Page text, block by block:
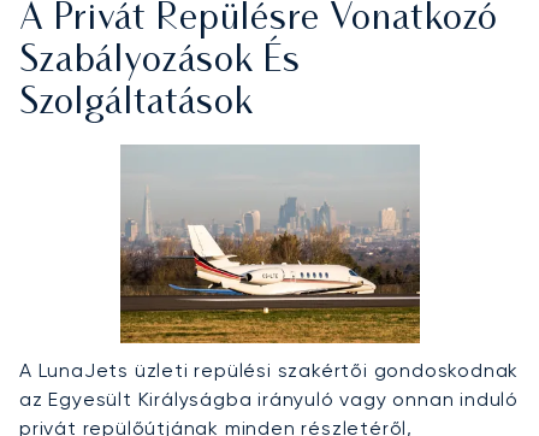
A Privát Repülésre Vonatkozó
Szabályozások És
Szolgáltatások
A LunaJets üzleti repülési szakértői gondoskodnak
az Egyesült Királyságba irányuló vagy onnan induló
privát repülőútjának minden részletéről,